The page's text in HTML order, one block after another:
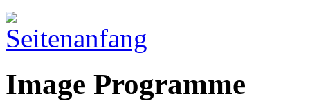
Image Programme